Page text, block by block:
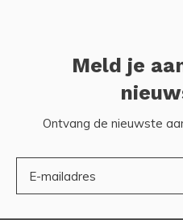
Meld je
Ontvang de nieuwste